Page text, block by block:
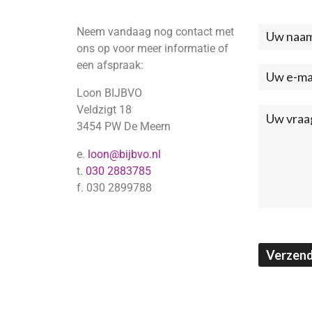
Neem vandaag nog contact met
ons op voor meer informatie of
een afspraak:
Loon BIJBVO
Veldzigt 18
3454 PW De Meern
e. loon@bijbvo.nl
t. 030 2883785
f. 030 2899788
Neem
met
ons